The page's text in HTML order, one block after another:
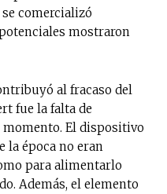
comercializó
mostraron
al fracaso del
fue la falta de
momento. El dispositivo
la época no eran
para alimentarlo
Además, el elemento